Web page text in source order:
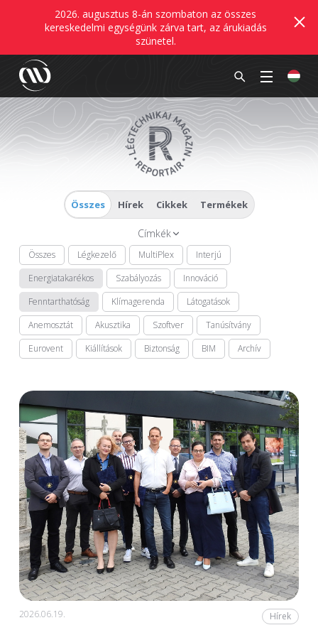
2026. augusztus 8-án szombaton az összes
kereskedelmi egységünk zárva tart, az árukiadás
szünetel.
Összes Hírek Cikkek Termékek
Címkék
Összes Légkezelő MultiPlex
Interjú
Energiatakarékos
Szabályozás
Innováció
Fenntarthatóság
Klímagerenda
Látogatások
Anemosztát
Akusztika Szoftver
Tanúsítvány
Eurovent
Kiállítások Biztonság BIM Archív
2026.06.19. Hírek